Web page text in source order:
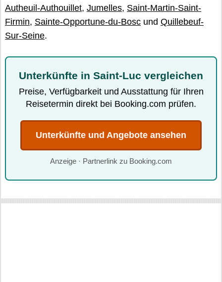
Autheuil-Authouillet, Jumelles, Saint-Martin-Saint-
Firmin, Sainte-Opportune-du-Bosc und Quillebeuf-
Sur-Seine.
Unterkünfte in Saint-Luc vergleichen
Preise, Verfügbarkeit und Ausstattung für Ihren
Reisetermin direkt bei Booking.com prüfen.
Unterkünfte und Angebote ansehen
Anzeige · Partnerlink zu Booking.com